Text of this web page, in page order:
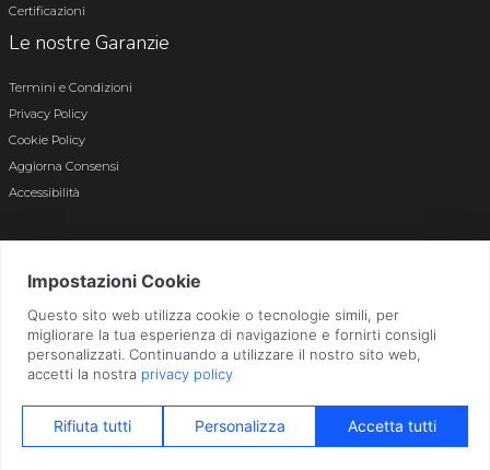
Certificazioni
Le nostre Garanzie
Termini e Condizioni
Privacy Policy
Cookie Policy
Aggiorna Consensi
Accessibilità
Bergamo n. 01496180165 · Capitale Sociale i.v. € 800.000,00